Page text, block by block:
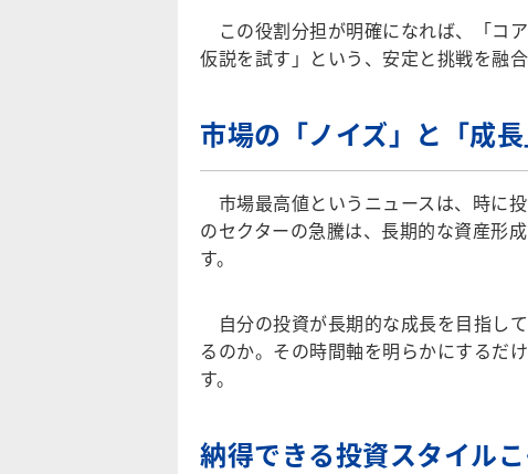
この役割分担が明確になれば、「コ
仮説を試す」という、安定と挑戦を融
市場の「ノイズ」と「成
市場最高値というニュースは、時に
のセクターの急騰は、長期的な資産形
す。
自分の投資が長期的な成長を目指し
るのか。その時間軸を明らかにするだ
す。
納得できる投資スタイル